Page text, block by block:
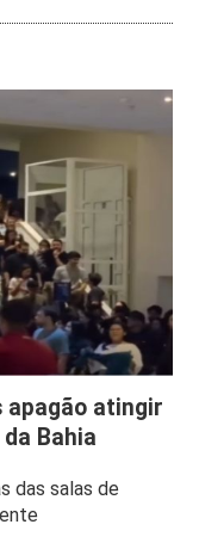
apagão atingir
Bahia
das salas de